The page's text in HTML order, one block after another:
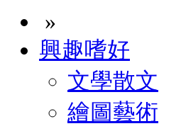
»
興趣嗜好
文學散文
繪圖藝術